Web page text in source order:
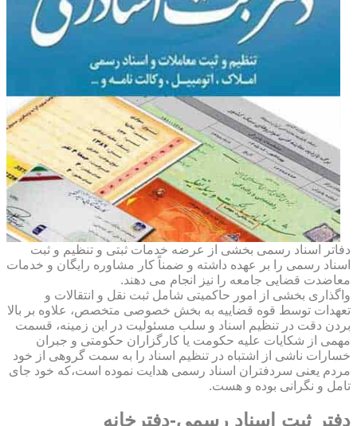
دفاتر اسناد رسمی بخشی از عرضه خدمات ثبتی و تنظیم و ثبت
اسناد رسمی را بر عهده داشته و ضمناً کار مشاوره رایگان و خدمات
معاضدت قضایی جامعه را نیز انجام می دهند.
واگذاری بخشی از امور حاکمیتی شامل ثبت نقل و انتقالات و
تعهدات توسط قوه قضاییه به بخش خصوصی متخصص، علاوه بر بالا
بردن دقت در تنظیم اسناد و سلب مسئولیت در این زمینه، قسمت
مهمی از شکایات علیه حکومت یا کارگزاران حکومتی و جبران
خسارات ناشی از اشتباه در تنظیم اسناد را به سمت گروهی از خود
مردم یعنی سردفتران اسناد رسمی هدایت نموده است،که خود جای
تامل و نگرانی بوده و هست.
دفتر ثبت اسناد رسمی-دفترخانه